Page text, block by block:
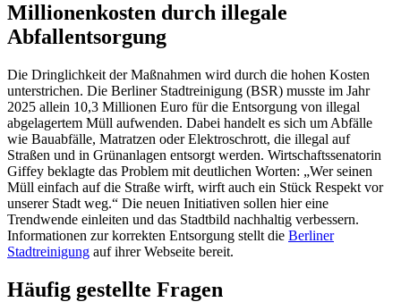
Millionenkosten durch illegale
Abfallentsorgung
Die Dringlichkeit der Maßnahmen wird durch die hohen Kosten
unterstrichen. Die Berliner Stadtreinigung (BSR) musste im Jahr
2025 allein 10,3 Millionen Euro für die Entsorgung von illegal
abgelagertem Müll aufwenden. Dabei handelt es sich um Abfälle
wie Bauabfälle, Matratzen oder Elektroschrott, die illegal auf
Straßen und in Grünanlagen entsorgt werden. Wirtschaftssenatorin
Giffey beklagte das Problem mit deutlichen Worten: „Wer seinen
Müll einfach auf die Straße wirft, wirft auch ein Stück Respekt vor
unserer Stadt weg.“ Die neuen Initiativen sollen hier eine
Trendwende einleiten und das Stadtbild nachhaltig verbessern.
Informationen zur korrekten Entsorgung stellt die Berliner
Stadtreinigung auf ihrer Webseite bereit.
Häufig gestellte Fragen